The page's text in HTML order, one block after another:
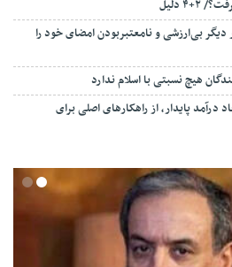
دیگر بی‌ارزشی و نامعتبربودن امضای خود را
هیچ نسبتی با اسلام ندارد
درآمد پایدار، از راهکارهای اصلی برای